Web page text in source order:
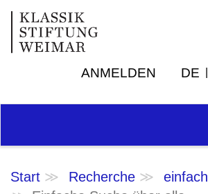
ANMELDEN DE
Start Recherche
einfach